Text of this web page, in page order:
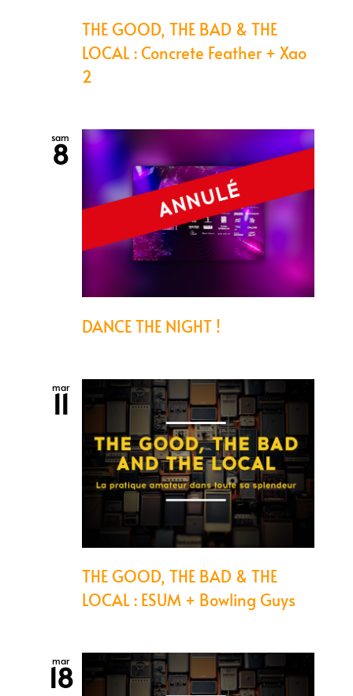
THE GOOD, THE BAD & THE
LOCAL : Concrete Feather + Xao
2
sam
8
DANCE THE NIGHT !
mar
11
THE GOOD, THE BAD & THE
LOCAL : ESUM + Bowling Guys
mar
18